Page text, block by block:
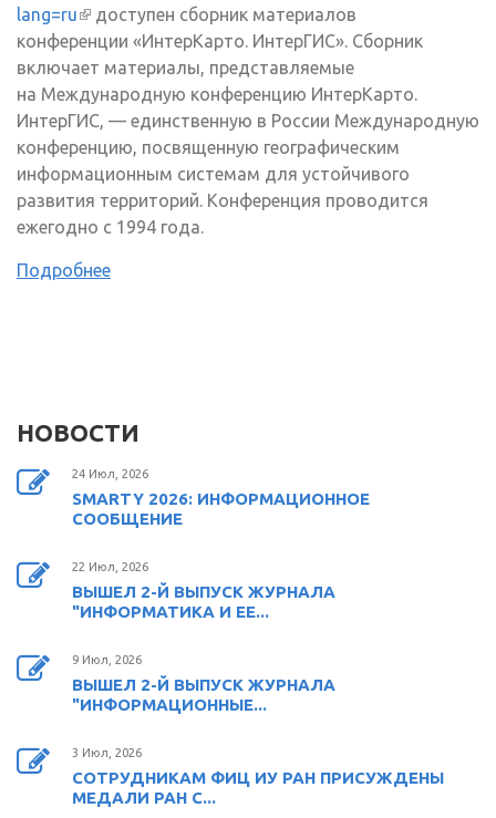
lang=ru(внешняя ссылка)
доступен сборник материалов
конференции «ИнтерКарто. ИнтерГИС». Сборник
включает материалы, представляемые
на Международную конференцию ИнтерКарто.
ИнтерГИС, — единственную в России Международную
конференцию, посвященную географическим
информационным системам для устойчивого
развития территорий. Конференция проводится
ежегодно с 1994 года.
Подробнее
НОВОСТИ
24 Июл, 2026
SMARTY 2026: ИНФОРМАЦИОННОЕ
СООБЩЕНИЕ
22 Июл, 2026
ВЫШЕЛ 2-Й ВЫПУСК ЖУРНАЛА
"ИНФОРМАТИКА И ЕЕ...
9 Июл, 2026
ВЫШЕЛ 2-Й ВЫПУСК ЖУРНАЛА
"ИНФОРМАЦИОННЫЕ...
3 Июл, 2026
СОТРУДНИКАМ ФИЦ ИУ РАН ПРИСУЖДЕНЫ
МЕДАЛИ РАН С...